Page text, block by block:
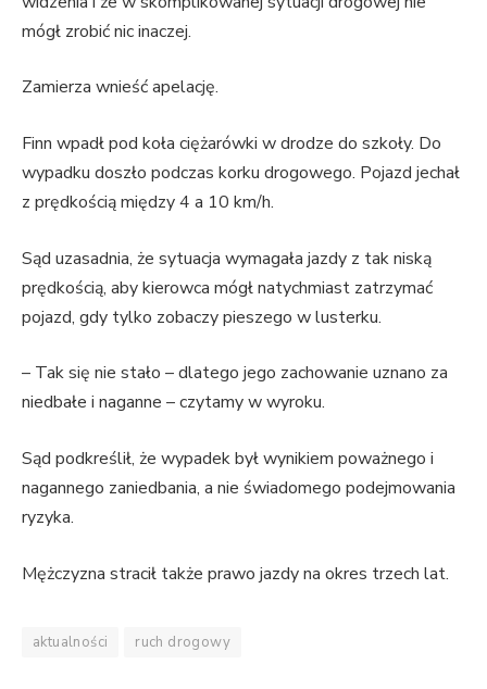
mógł zrobić nic inaczej.
Zamierza wnieść apelację.
Finn wpadł pod koła ciężarówki w drodze do szkoły. Do
wypadku doszło podczas korku drogowego. Pojazd jechał
z prędkością między 4 a 10 km/h.
Sąd uzasadnia, że sytuacja wymagała jazdy z tak niską
prędkością, aby kierowca mógł natychmiast zatrzymać
pojazd, gdy tylko zobaczy pieszego w lusterku.
– Tak się nie stało – dlatego jego zachowanie uznano za
niedbałe i naganne – czytamy w wyroku.
Sąd podkreślił, że wypadek był wynikiem poważnego i
nagannego zaniedbania, a nie świadomego podejmowania
ryzyka.
Mężczyzna stracił także prawo jazdy na okres trzech lat.
aktualności ruch drogowy